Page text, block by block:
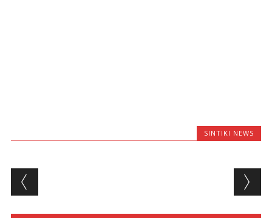
SINTIKI NEWS
Post navigation